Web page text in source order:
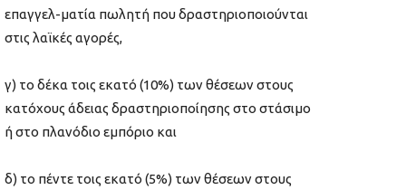
επαγγελ-ματία πωλητή που δραστηριοποιούνται
στις λαϊκές αγορές,
γ) το δέκα τοις εκατό (10%) των θέσεων στους
κατόχους άδειας δραστηριοποίησης στο στάσιμο
ή στο πλανόδιο εμπόριο και
δ) το πέντε τοις εκατό (5%) των θέσεων στους